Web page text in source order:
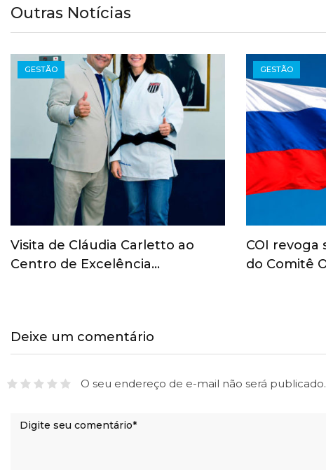
Outras Notícias
GESTÃO
Visita de Cláudia Carletto ao
Centro de Excelência…
GESTÃO
COI revoga
do Comitê
Deixe um comentário
O seu endereço de e-mail não será publicado.